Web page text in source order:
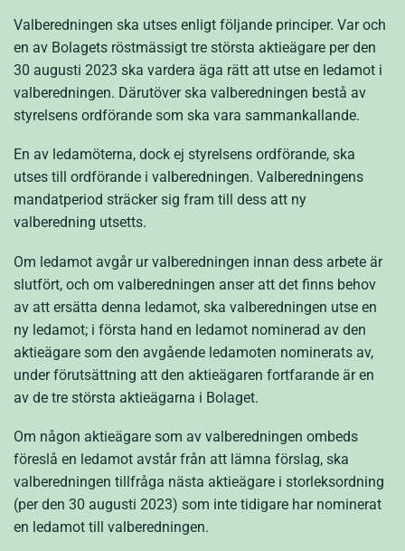
Valberedningen ska utses enligt följande principer. Var och
en av Bolagets röstmässigt tre största aktieägare per den
30 augusti 2023 ska vardera äga rätt att utse en ledamot i
valberedningen. Därutöver ska valberedningen bestå av
styrelsens ordförande som ska vara sammankallande.
En av ledamöterna, dock ej styrelsens ordförande, ska
utses till ordförande i valberedningen. Valberedningens
mandatperiod sträcker sig fram till dess att ny
valberedning utsetts.
Om ledamot avgår ur valberedningen innan dess arbete är
slutfört, och om valberedningen anser att det finns behov
av att ersätta denna ledamot, ska valberedningen utse en
ny ledamot; i första hand en ledamot nominerad av den
aktieägare som den avgående ledamoten nominerats av,
under förutsättning att den aktieägaren fortfarande är en
av de tre största aktieägarna i Bolaget.
Om någon aktieägare som av valberedningen ombeds
föreslå en ledamot avstår från att lämna förslag, ska
valberedningen tillfråga nästa aktieägare i storleksordning
(per den 30 augusti 2023) som inte tidigare har nominerat
en ledamot till valberedningen.